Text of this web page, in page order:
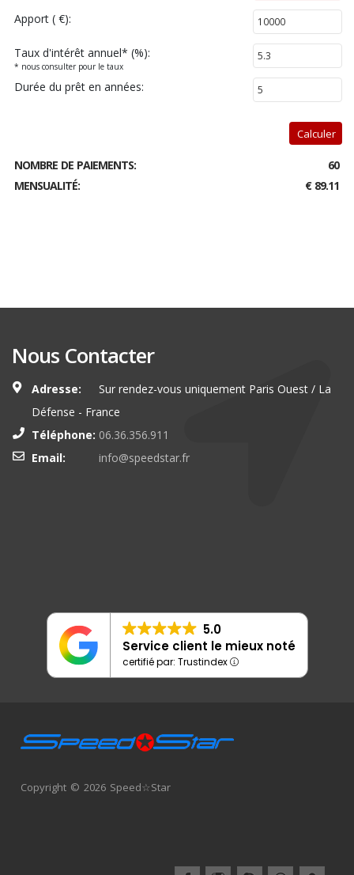
Apport ( €):
Taux d'intérêt annuel* (%):
* nous consulter pour le taux
Durée du prêt en années:
Calculer
NOMBRE DE PAIEMENTS:
60
MENSUALITÉ:
€ 89.11
Nous Contacter
Adresse:
Sur rendez-vous uniquement Paris Ouest / La
Défense - France
Téléphone: 06.36.356.911
Email:
info@speedstar.fr
5.0
Service client le mieux noté
certifié par: Trustindex
Copyright © 2026 Speed☆Star